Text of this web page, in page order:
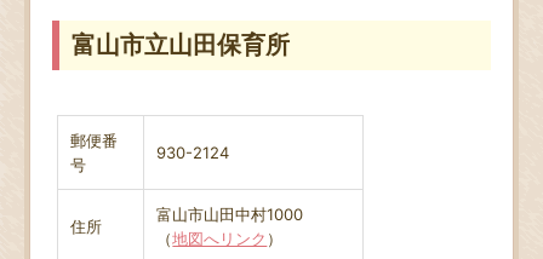
富山市立山田保育所
郵便番
号
930-2124
住所
富山市山田中村1000
（地図へリンク ）